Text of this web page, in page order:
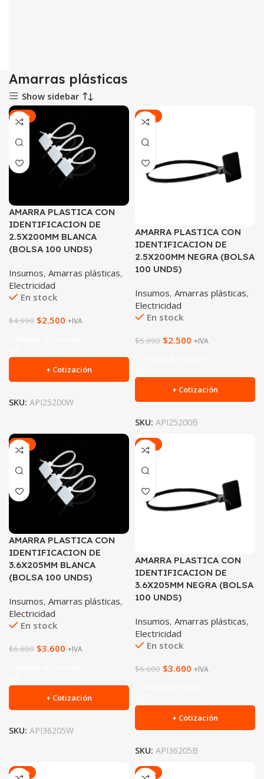
Amarras plásticas
Show sidebar
-50%
AMARRA PLASTICA CON
IDENTIFICACION DE
2.5X200MM BLANCA
(BOLSA 100 UNDS)
Insumos, Amarras plásticas,
Electricidad
En stock
$4.990 $2.500 +IVA
+ Cotización
SKU: API25200W
-58%
AMARRA PLASTICA CON
IDENTIFICACION DE
2.5X200MM NEGRA (BOLSA
100 UNDS)
Insumos, Amarras plásticas,
Electricidad
En stock
$5.990 $2.500 +IVA
+ Cotización
SKU: API25200B
-45%
AMARRA PLASTICA CON
IDENTIFICACION DE
3.6X205MM BLANCA
(BOLSA 100 UNDS)
Insumos, Amarras plásticas,
Electricidad
En stock
$6.600 $3.600 +IVA
+ Cotización
SKU: API36205W
-45%
AMARRA PLASTICA CON
IDENTIFICACION DE
3.6X205MM NEGRA (BOLSA
100 UNDS)
Insumos, Amarras plásticas,
Electricidad
En stock
$6.600 $3.600 +IVA
+ Cotización
SKU: API36205B
-54% -42%